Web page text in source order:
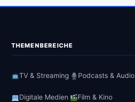
THEMENBEREICHE
TV & Streaming Podcasts & Audio
Digitale Medien Film & Kino